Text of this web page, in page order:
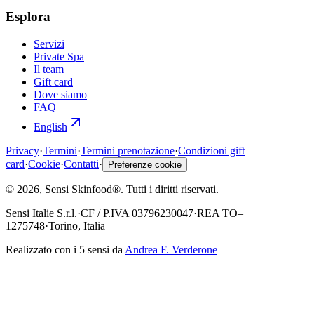
Esplora
Servizi
Private Spa
Il team
Gift card
Dove siamo
FAQ
English
Privacy·Termini·Termini prenotazione·Condizioni gift
card·Cookie·Contatti· Preferenze cookie
© 2026, Sensi Skinfood®. Tutti i diritti riservati.
Sensi Italie S.r.l.·CF / P.IVA 03796230047·REA TO–
1275748·Torino, Italia
Realizzato con i 5 sensi da Andrea F. Verderone